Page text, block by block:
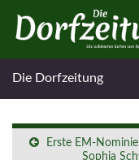
Die Dorfzeitung
Erste EM-
Sophia